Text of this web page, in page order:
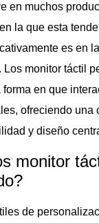
en muchos
la que esta
es en
Los monitor táctil
en que
ofreciendo una
y diseño
monitor
de